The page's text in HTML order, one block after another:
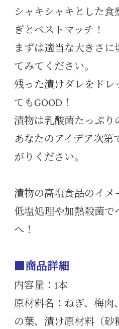
シャキシャキとした
ぎとベストマッチ！
まずは適当な大きさ
てみてください。
残った漬けダレをドレ
てもGOOD！
漬物は乳酸菌たっぷり
あなたのアイデア次第
がりください。
漬物の高塩食品のイメ
低塩処理や加熱殺菌で
へ！
■商品詳細
内容量：1本
原材料名：ねぎ、梅肉
の葉、漬け原材料（